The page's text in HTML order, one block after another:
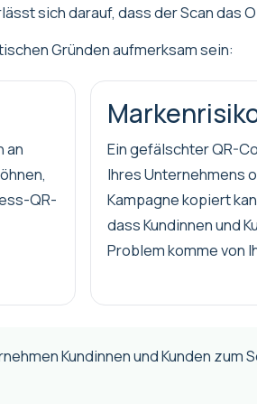
sich darauf, dass der Scan das
Gründen aufmerksam sein:
an
QR-
Ein gefälschter QR-
Ihres Unternehmens
Kampagne kopiert
dass Kundinnen und
Problem komme von
Kundinnen und Kunden